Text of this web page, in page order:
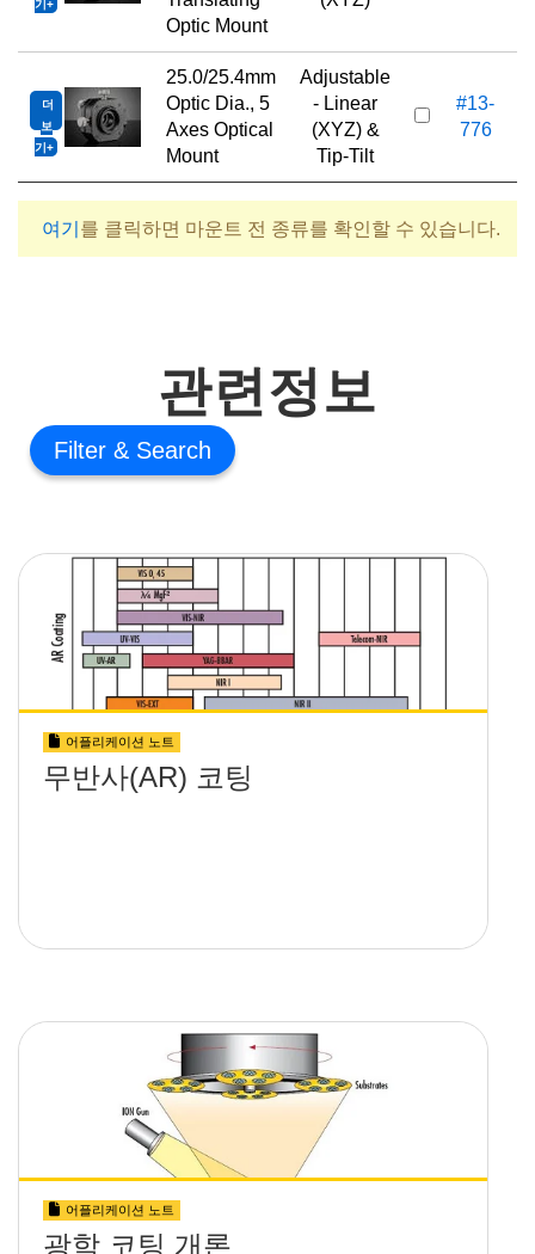
기
Optic Mount
더
보
기
25.0/25.4mm
Optic Dia., 5
Axes Optical
Mount
Adjustable
- Linear
(XYZ) &
Tip-Tilt
#13-
776
여기 를 클릭하면 마운트 전 종류를 확인할 수 있습니다.
관련정보
Filter
어플리케이션 노트
무반사(AR) 코팅
어플리케이션 노트
광학 코팅 개론